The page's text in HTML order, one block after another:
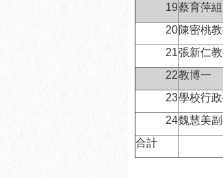
19蔡育萍
20陳密桃
21張新仁
22教博一
23學校行
24魏慧美
合計